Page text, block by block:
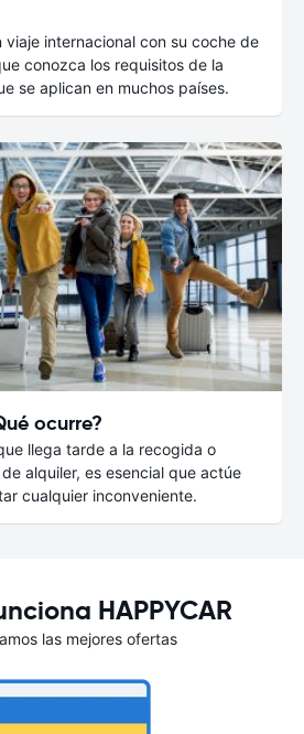
viaje internacional con su coche de
conozca los requisitos de la
se aplican en muchos países.
ocurre?
llega tarde a la recogida o
alquiler, es esencial que actúe
cualquier inconveniente.
HAPPYCAR
las mejores ofertas